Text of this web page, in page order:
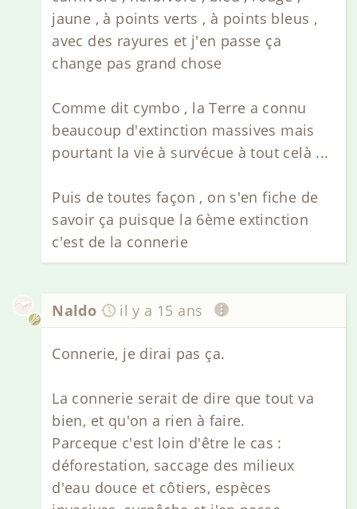
jaune , à points verts , à points bleus ,
avec des rayures et j'en passe ça
change pas grand chose
Comme dit cymbo , la Terre a connu
beaucoup d'extinction massives mais
pourtant la vie à survécue à tout celà ...
Puis de toutes façon , on s'en fiche de
savoir ça puisque la 6ème extinction
c'est de la connerie
Naldo il y a 15 ans
Connerie, je dirai pas ça.
La connerie serait de dire que tout va
bien, et qu'on a rien à faire.
Parceque c'est loin d'être le cas :
déforestation, saccage des milieux
d'eau douce et côtiers, espèces